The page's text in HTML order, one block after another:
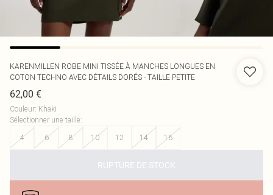
KARENMILLEN ROBE MINI TISSÉE À MANCHES LONGUES EN
COTON TECHNO AVEC DÉTAILS DORÉS - TAILLE PETITE
62,00 €
Couleur: Khaki
Sélectionner une taille:
4
6 8 10 12 14 16
RUPTURE DE STOCK